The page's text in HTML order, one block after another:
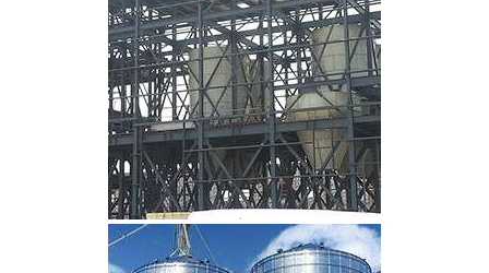
CLIQUEZ POUR AGRANDIR